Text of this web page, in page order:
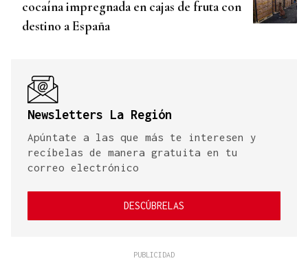
cocaína impregnada en cajas de fruta con
destino a España
Newsletters La Región
Apúntate a las que más te interesen y
recíbelas de manera gratuita en tu
correo electrónico
DESCÚBRELAS